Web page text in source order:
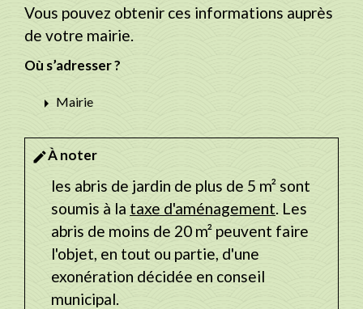
Vous pouvez obtenir ces informations auprès
de votre mairie.
Où s’adresser ?
arrow_right Mairie
editÀ noter
les abris de jardin de plus de 5 m² sont
soumis à la taxe d'aménagement. Les
abris de moins de 20 m² peuvent faire
l'objet, en tout ou partie, d'une
exonération décidée en conseil
municipal.